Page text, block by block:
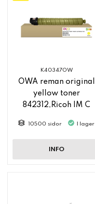
K40347OW
OWA reman original
yellow toner
842312,Ricoh IM C
10500 sidor I lager
INFO